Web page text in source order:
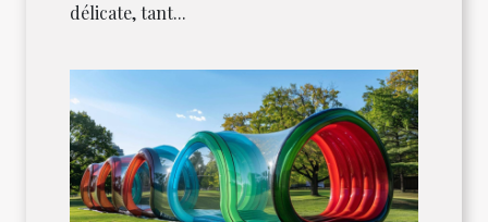
délicate, tant...